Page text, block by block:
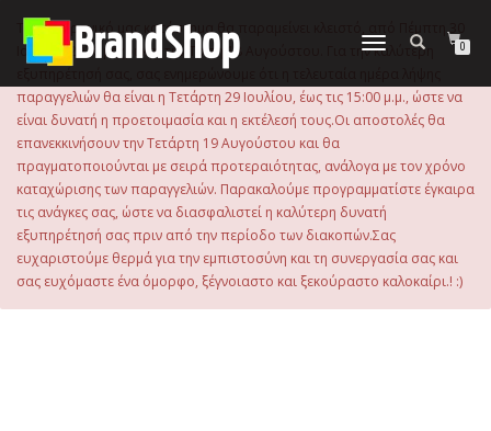
περιεχόμενο
Εναλλαγή
0
Το ηλεκτρονικό μας κατάστημα θα παραμείνει κλειστό, από Πέμπτη 30
Ιουλίου 2026 μέχρι και την Τρίτη 18 Αυγούστου. Για την καλύτερη
εξυπηρέτησή σας, σας ενημερώνουμε ότι η τελευταία ημέρα λήψης
παραγγελιών θα είναι η Τετάρτη 29 Ιουλίου, έως τις 15:00 μ.μ., ώστε να
είναι δυνατή η προετοιμασία και η εκτέλεσή τους.Οι αποστολές θα
επανεκκινήσουν την Τετάρτη 19 Αυγούστου και θα
πραγματοποιούνται με σειρά προτεραιότητας, ανάλογα με τον χρόνο
καταχώρισης των παραγγελιών. Παρακαλούμε προγραμματίστε έγκαιρα
τις ανάγκες σας, ώστε να διασφαλιστεί η καλύτερη δυνατή
εξυπηρέτησή σας πριν από την περίοδο των διακοπών.Σας
ευχαριστούμε θερμά για την εμπιστοσύνη και τη συνεργασία σας και
σας ευχόμαστε ένα όμορφο, ξέγνοιαστο και ξεκούραστο καλοκαίρι.! :)